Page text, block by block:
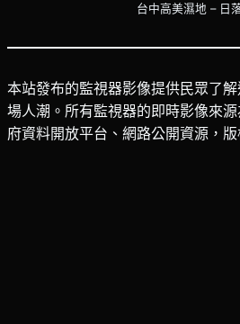
台中高美濕地 – 日
本站發布的監視器影像提供民眾了
場人潮。所有監視器的即時影像來
府資料開放平台、網路公開資源，